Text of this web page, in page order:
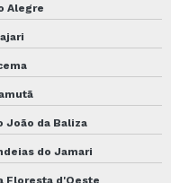
Alegre
João da Baliza
do Jamari
Floresta d'Oeste